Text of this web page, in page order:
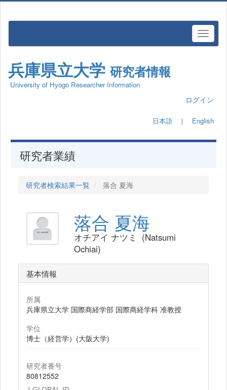
兵庫県立大学 研究者情報
University of Hyogo Researcher Information
ログイン
日本語 ｜ English
研究者業績
研究者検索結果一覧 落合 夏海
落合 夏海
オチアイ ナツミ (Natsumi
Ochiai)
基本情報
所属
兵庫県立大学 国際商経学部 国際商経学科 准教授
学位
博士（経営学）(大阪大学)
研究者番号
80812552